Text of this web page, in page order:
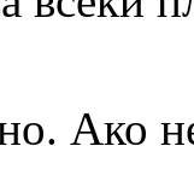
Ако